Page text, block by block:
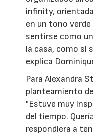
infinity,
en un tono
sentirse como
la casa, como si
explica
Para Alexandra
planteamiento
"Estuve muy
del tiempo.
respondiera a